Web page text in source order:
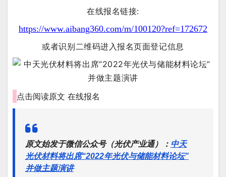
在线报名链接:
https://www.aibang360.com/m/100120?ref=172672
或者识别二维码进入报名页面登记信息
点击阅读原文 在线报名
原文始发于微信公众号（光伏产业通）： 中天
光伏材料将出席“2022年光伏与储能材料论坛”
并做主题演讲